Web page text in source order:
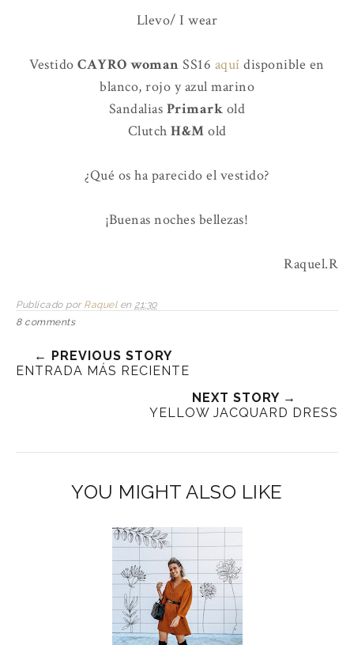
Llevo/ I wear
VestidoCAYRO woman SS16 aquí disponible en
blanco, rojo y azul marino
Sandalias Primark old
Clutch H&M old
¿Qué os ha parecido el vestido?
¡Buenas noches bellezas!
Raquel.R
Publicado por Raquel en 21:30
8 comments
← PREVIOUS STORY
ENTRADA MÁS RECIENTE
NEXT STORY →
YELLOW JACQUARD DRESS
YOU MIGHT ALSO LIKE